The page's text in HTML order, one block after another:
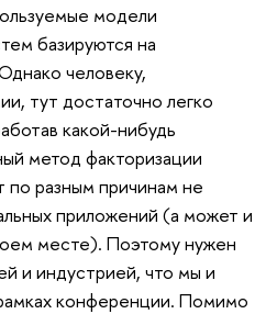
модели
базируются на
человеку,
тут достаточно легко
какой-нибудь
метод факторизации
разным причинам не
приложений (а может и
месте). Поэтому нужен
и индустрией, что мы и
конференции. Помимо